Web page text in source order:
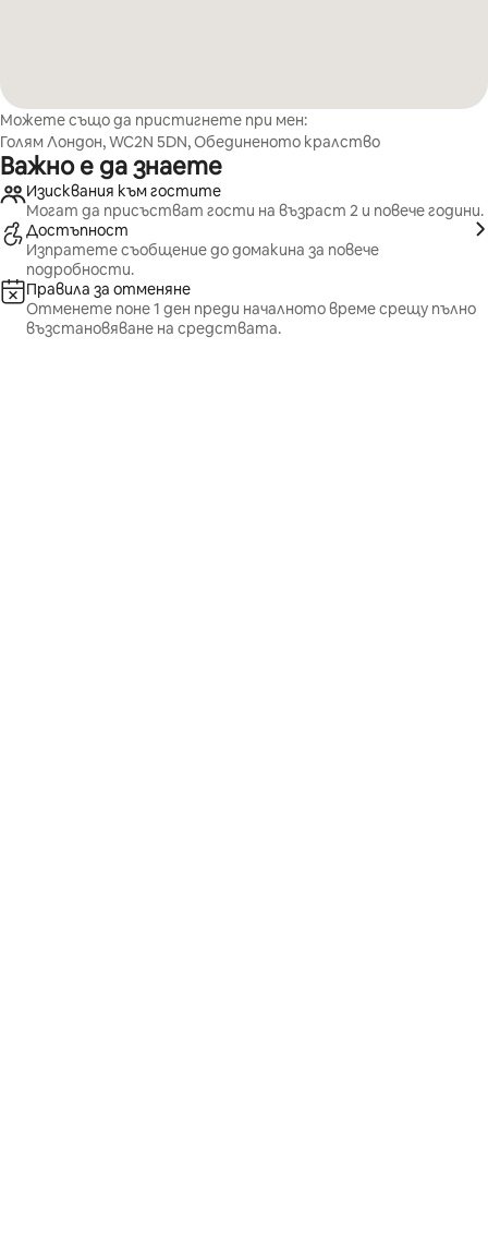
Можете също да пристигнете при мен:
Голям Лондон, WC2N 5DN, Обединеното кралство
Важно е да знаете
Изисквания към гостите
Могат да присъстват гости на възраст 2 и повече години.
Достъпност
Изпратете съобщение до домакина за повече
подробности.
Правила за отменяне
Отменете поне 1 ден преди началното време срещу пълно
възстановяване на средствата.